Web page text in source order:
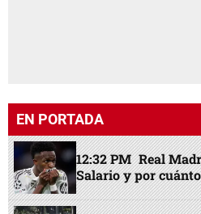
EN PORTADA
12:32 PM Real
Salario y por